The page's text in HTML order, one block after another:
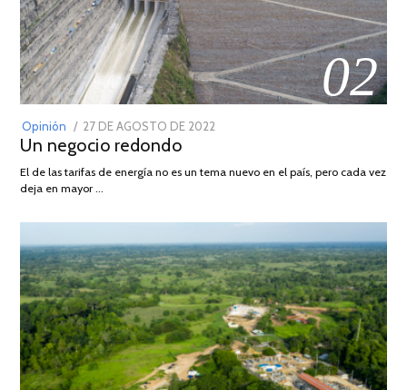
02
Opinión
POSTED
ON
27 DE AGOSTO DE 2022
DE
Un negocio redondo
El de las tarifas de energía no es un tema nuevo en el país, pero cada vez
deja en mayor …